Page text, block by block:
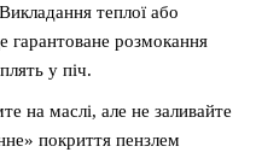
теплої або
гарантоване розмокання
у піч.
на маслі, але не заливайте
покриття пензлем